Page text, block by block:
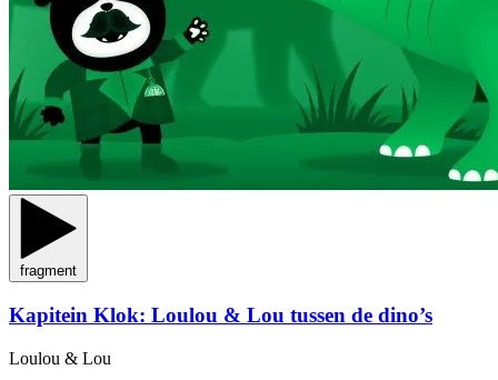
fragment
Kapitein Klok: Loulou & Lou tussen de dino’s
Loulou & Lou